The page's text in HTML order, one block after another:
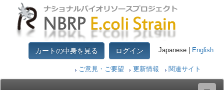
カートの中身を見る ログイン Japanese | English
ご意見・ご要望 更新情報 関連サイト